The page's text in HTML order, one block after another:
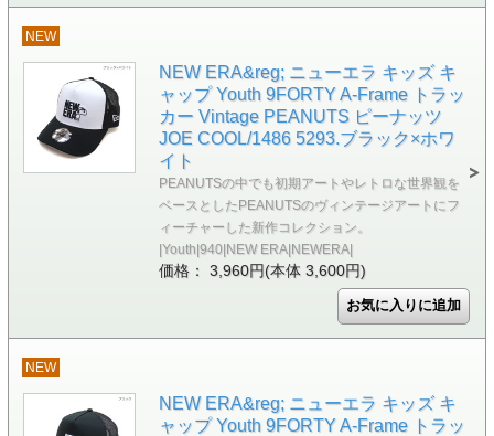
NEW
NEW ERA&reg; ニューエラ キッズ キ
ャップ Youth 9FORTY A-Frame トラッ
カー Vintage PEANUTS ピーナッツ
JOE COOL/1486 5293.ブラック×ホワ
イト
PEANUTSの中でも初期アートやレトロな世界観を
ベースとしたPEANUTSのヴィンテージアートにフ
ィーチャーした新作コレクション。
|Youth|940|NEW ERA|NEWERA|
価格： 3,960円(本体 3,600円)
NEW
NEW ERA&reg; ニューエラ キッズ キ
ャップ Youth 9FORTY A-Frame トラッ